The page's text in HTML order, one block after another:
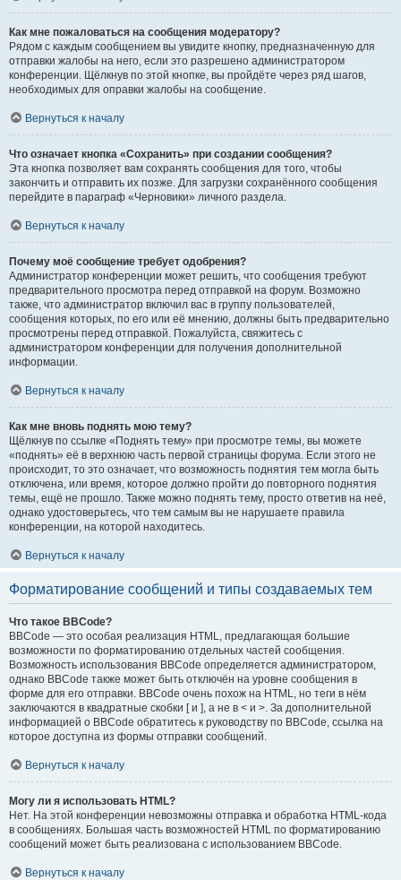
Как мне пожаловаться на сообщения модератору?
Рядом с каждым сообщением вы увидите кнопку, предназначенную для
отправки жалобы на него, если это разрешено администратором
конференции. Щёлкнув по этой кнопке, вы пройдёте через ряд шагов,
необходимых для оправки жалобы на сообщение.
Вернуться к началу
Что означает кнопка «Сохранить» при создании сообщения?
Эта кнопка позволяет вам сохранять сообщения для того, чтобы
закончить и отправить их позже. Для загрузки сохранённого сообщения
перейдите в параграф «Черновики» личного раздела.
Вернуться к началу
Почему моё сообщение требует одобрения?
Администратор конференции может решить, что сообщения требуют
предварительного просмотра перед отправкой на форум. Возможно
также, что администратор включил вас в группу пользователей,
сообщения которых, по его или её мнению, должны быть предварительно
просмотрены перед отправкой. Пожалуйста, свяжитесь с
администратором конференции для получения дополнительной
информации.
Вернуться к началу
Как мне вновь поднять мою тему?
Щёлкнув по ссылке «Поднять тему» при просмотре темы, вы можете
«поднять» её в верхнюю часть первой страницы форума. Если этого не
происходит, то это означает, что возможность поднятия тем могла быть
отключена, или время, которое должно пройти до повторного поднятия
темы, ещё не прошло. Также можно поднять тему, просто ответив на неё,
однако удостоверьтесь, что тем самым вы не нарушаете правила
конференции, на которой находитесь.
Вернуться к началу
Форматирование сообщений и типы создаваемых тем
Что такое BBCode?
BBCode — это особая реализация HTML, предлагающая большие
возможности по форматированию отдельных частей сообщения.
Возможность использования BBCode определяется администратором,
однако BBCode также может быть отключён на уровне сообщения в
форме для его отправки. BBCode очень похож на HTML, но теги в нём
заключаются в квадратные скобки [ и ], а не в < и >. За дополнительной
информацией о BBCode обратитесь к руководству по BBCode, ссылка на
которое доступна из формы отправки сообщений.
Вернуться к началу
Могу ли я использовать HTML?
Нет. На этой конференции невозможны отправка и обработка HTML-кода
в сообщениях. Большая часть возможностей HTML по форматированию
сообщений может быть реализована с использованием BBCode.
Вернуться к началу